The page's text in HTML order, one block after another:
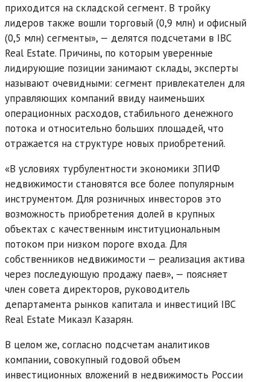
приходится на складской сегмент. В тройку
лидеров также вошли торговый (0,9 млн) и офисный
(0,5 млн) сегменты», — делятся подсчетами в IBC
Real Estate. Причины, по которым уверенные
лидирующие позиции занимают склады, эксперты
называют очевидными: сегмент привлекателен для
управляющих компаний ввиду наименьших
операционных расходов, стабильного денежного
потока и относительно больших площадей, что
отражается на структуре новых приобретений.
«В условиях турбулентности экономики ЗПИФ
недвижимости становятся все более популярным
инструментом. Для розничных инвесторов это
возможность приобретения долей в крупных
объектах с качественным институциональным
потоком при низком пороге входа. Для
собственников недвижимости — реализация актива
через последующую продажу паев», — поясняет
член совета директоров, руководитель
департамента рынков капитала и инвестиций IBC
Real Estate Микаэл Казарян.
В целом же, согласно подсчетам аналитиков
компании, совокупный годовой объем
инвестиционных вложений в недвижимость России